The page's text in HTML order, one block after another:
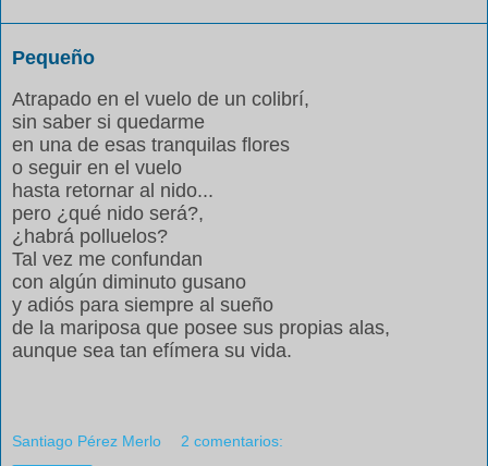
Pequeño
Atrapado en el vuelo de un colibrí,
sin saber si quedarme
en una de esas tranquilas flores
o seguir en el vuelo
hasta retornar al nido...
pero ¿qué nido será?,
¿habrá polluelos?
Tal vez me confundan
con algún diminuto gusano
y adiós para siempre al sueño
de la mariposa que posee sus propias alas,
aunque sea tan efímera su vida.
Santiago Pérez Merlo 2 comentarios: